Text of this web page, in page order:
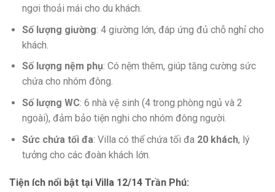
ngơi thoải mái cho du khách.
Số lượng giường: 4 giường lớn, đáp ứng đủ chỗ nghỉ cho
khách.
Số lượng nệm phụ: Có nệm thêm, giúp tăng cường sức
chứa cho nhóm đông.
Số lượng WC: 6 nhà vệ sinh (4 trong phòng ngủ và 2
ngoài), đảm bảo tiện nghi cho nhóm đông người.
Sức chứa tối đa: Villa có thể chứa tối đa 20 khách, lý
tưởng cho các đoàn khách lớn.
Tiện ích nổi bật tại Villa 12/14 Trần Phú: